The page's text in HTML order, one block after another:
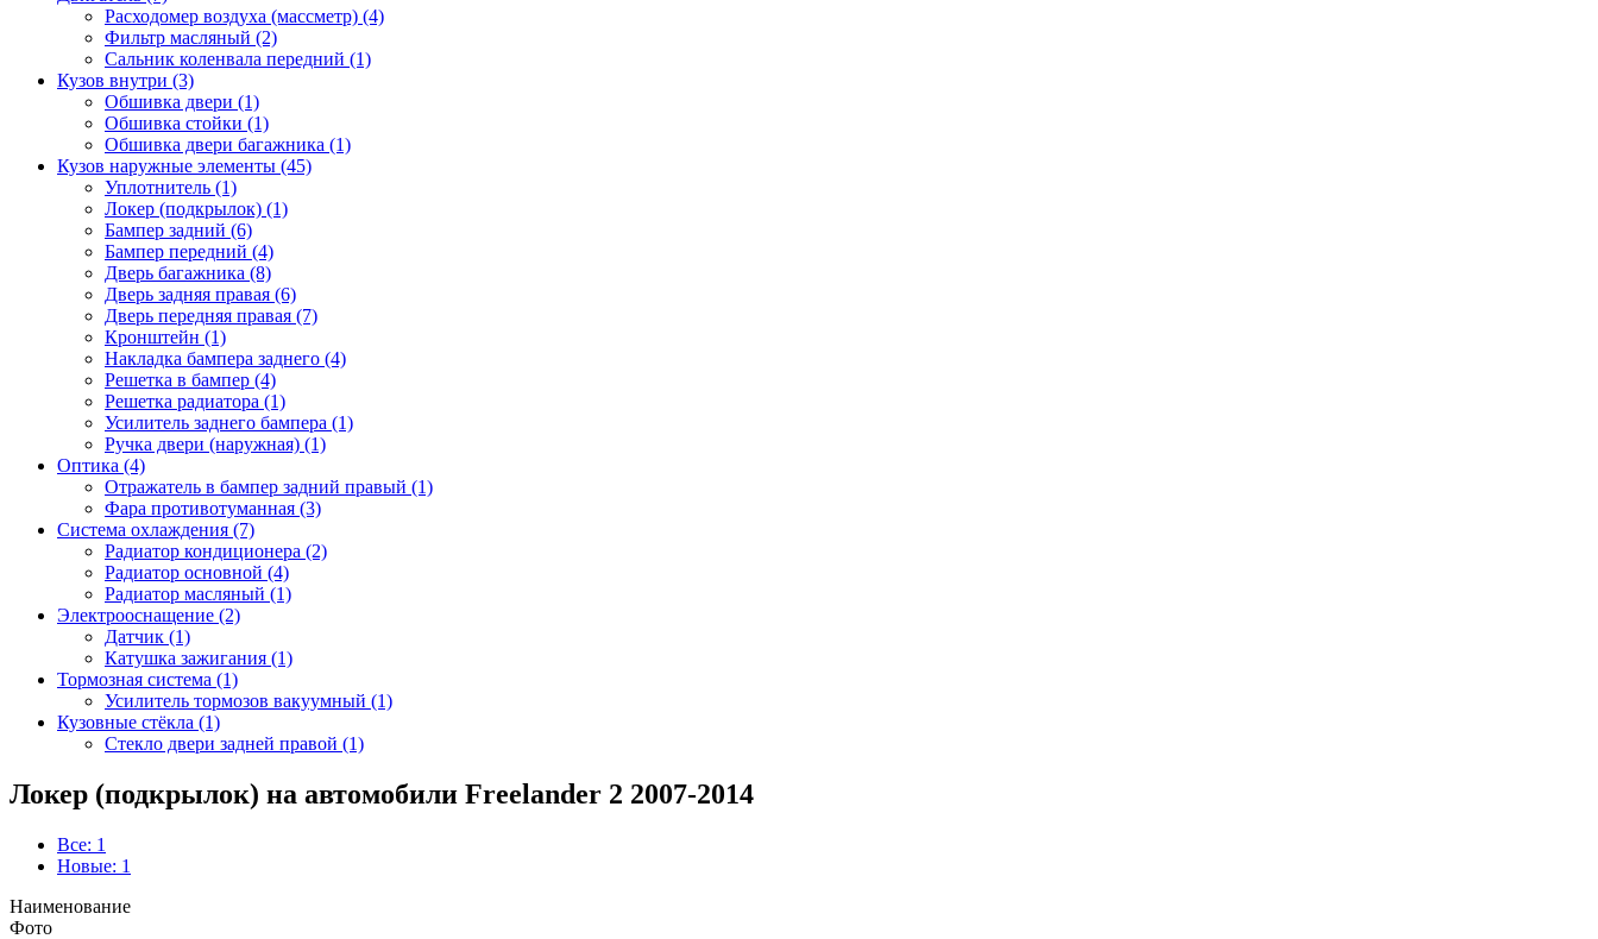
Расходомер воздуха (массметр) (4)
Фильтр масляный (2)
Сальник коленвала передний (1)
Кузов внутри (3)
Обшивка двери (1)
Обшивка стойки (1)
Обшивка двери багажника (1)
Кузов наружные элементы (45)
Уплотнитель (1)
Локер (подкрылок) (1)
Бампер задний (6)
Бампер передний (4)
Дверь багажника (8)
Дверь задняя правая (6)
Дверь передняя правая (7)
Кронштейн (1)
Накладка бампера заднего (4)
Решетка в бампер (4)
Решетка радиатора (1)
Усилитель заднего бампера (1)
Ручка двери (наружная) (1)
Оптика (4)
Отражатель в бампер задний правый (1)
Фара противотуманная (3)
Система охлаждения (7)
Радиатор кондиционера (2)
Радиатор основной (4)
Радиатор масляный (1)
Электрооснащение (2)
Датчик (1)
Катушка зажигания (1)
Тормозная система (1)
Усилитель тормозов вакуумный (1)
Кузовные стёкла (1)
Стекло двери задней правой (1)
Локер (подкрылок) на автомобили Freelander 2 2007-2014
Все: 1
Новые: 1
Наименование
Фото